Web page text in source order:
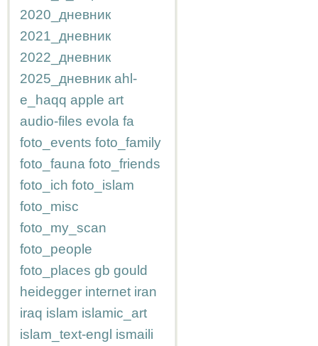
2020_дневник
2021_дневник
2022_дневник
2025_дневник ahl-
e_haqq apple art
audio-files evola fa
foto_events foto_family
foto_fauna foto_friends
foto_ich foto_islam
foto_misc
foto_my_scan
foto_people
foto_places gb gould
heidegger internet iran
iraq islam islamic_art
islam_text-engl ismaili